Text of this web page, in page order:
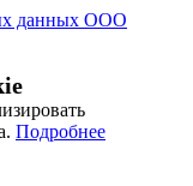
данных ООО
Подробнее